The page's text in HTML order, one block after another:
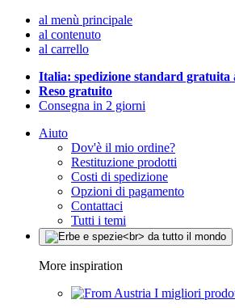
al menù principale
al contenuto
al carrello
Italia: spedizione standard gratuita
Reso gratuito
Consegna in 2 giorni
Aiuto
Dov'è il mio ordine?
Restituzione prodotti
Costi di spedizione
Opzioni di pagamento
Contattaci
Tutti i temi
More inspiration
I migliori